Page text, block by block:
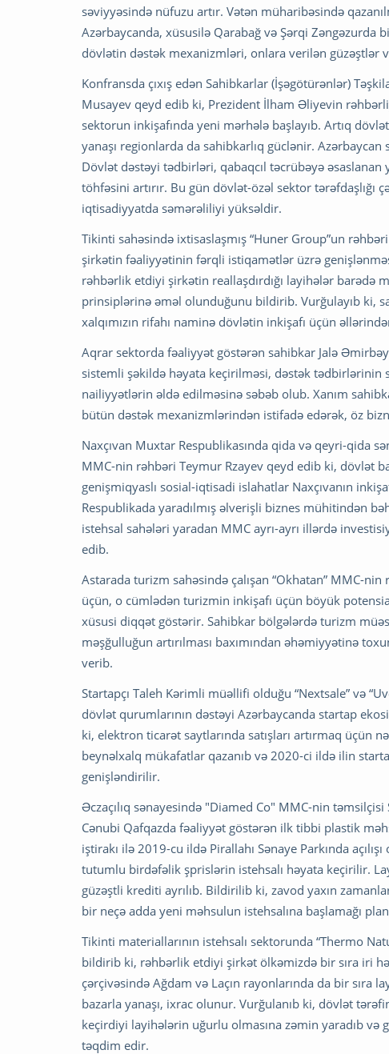
səviyyəsində nüfuzu artır. Vətən müharibəsində
Azərbaycanda, xüsusilə Qarabağ və Şərqi
dövlətin dəstək mexanizmləri, onlara verilən güzəştlər
Konfransda çıxış edən Sahibkarlar (İşəgötürənlər)
Musayev qeyd edib ki, Prezident İlham Əliyevin
sektorun inkişafında yeni mərhələ başlayıb. Artıq
yanaşı regionlarda da sahibkarlıq güclənir.
Dövlət dəstəyi tədbirləri, qabaqcıl təcrübəyə
töhfəsini artırır. Bu gün dövlət-özəl sektor
iqtisadiyyatda səmərəliliyi yüksəldir.
Tikinti sahəsində ixtisaslaşmış “Huner Group”un
şirkətin fəaliyyətinin fərqli istiqamətlər üzrə
rəhbərlik etdiyi şirkətin reallaşdırdığı layihələr
prinsiplərinə əməl olunduğunu bildirib. Vurğulayıb ki,
xalqımızın rifahı naminə dövlətin inkişafı üçün
Aqrar sektorda fəaliyyət göstərən sahibkar Jalə
sistemli şəkildə həyata keçirilməsi, dəstək
nailiyyətlərin əldə edilməsinə səbəb olub. Xanım
bütün dəstək mexanizmlərindən istifadə edərək, öz
Naxçıvan Muxtar Respublikasında qida və qeyri-qida
MMC-nin rəhbəri Teymur Rzayev qeyd edib ki, dövlət
genişmiqyaslı sosial-iqtisadi islahatlar Naxçıvanın
Respublikada yaradılmış əlverişli biznes mühitindən
istehsal sahələri yaradan MMC ayrı-ayrı illərdə
edib.
Astarada turizm sahəsində çalışan “Okhatan” MMC-
üçün, o cümlədən turizmin inkişafı üçün böyük
xüsusi diqqət göstərir. Sahibkar bölgələrdə turizm
məşğulluğun artırılması baxımından əhəmiyyətinə
verib.
Startapçı Taleh Kərimli müəllifi olduğu “Nextsale” və
dövlət qurumlarının dəstəyi Azərbaycanda startap
ki, elektron ticarət saytlarında satışları artırmaq üçün
beynəlxalq mükafatlar qazanıb və 2020-ci ildə ilin
genişləndirilir.
Əczaçılıq sənayesində "Diamed Co" MMC-nin
Cənubi Qafqazda fəaliyyət göstərən ilk tibbi plastik
iştirakı ilə 2019-cu ildə Pirallahı Sənaye Parkında
tutumlu birdəfəlik şprislərin istehsalı həyata keçirilir.
güzəştli krediti ayrılıb. Bildirilib ki, zavod yaxın
bir neçə adda yeni məhsulun istehsalına başlamağı
Tikinti materiallarının istehsalı sektorunda “Thermo
bildirib ki, rəhbərlik etdiyi şirkət ölkəmizdə bir sıra iri
çərçivəsində Ağdam və Laçın rayonlarında da bir
bazarla yanaşı, ixrac olunur. Vurğulanıb ki, dövlət
keçirdiyi layihələrin uğurlu olmasına zəmin yaradıb və
təqdim edir.